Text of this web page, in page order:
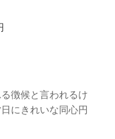
徴候と言われるけ
にきれいな同心円